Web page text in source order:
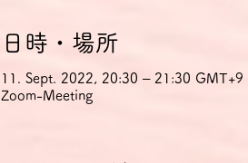
日時・場所
11. Sept. 2022, 20:30 – 21:30 GMT+9
Zoom-Meeting